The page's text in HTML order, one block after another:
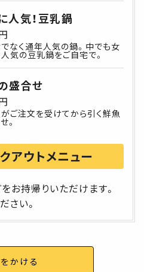
人気！豆乳鍋
なく通年人気の鍋。中でも女
気の豆乳鍋をご自宅で。
盛合せ
ご注文を受けてから引く鮮魚
。
アウトメニュー
お持帰りいただけます。
さい。
かける